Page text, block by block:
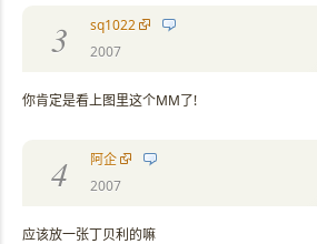
3
sq1022
2007
你肯定是看上图里这个MM了!
4
阿企
2007
应该放一张丁贝利的嘛